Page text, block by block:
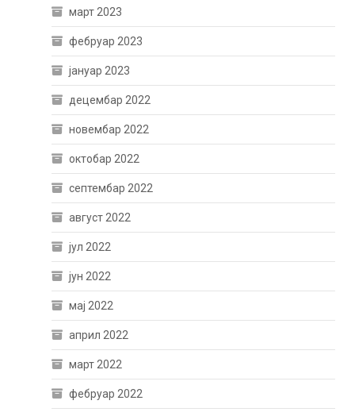
март 2023
фебруар 2023
јануар 2023
децембар 2022
новембар 2022
октобар 2022
септембар 2022
август 2022
јул 2022
јун 2022
мај 2022
април 2022
март 2022
фебруар 2022